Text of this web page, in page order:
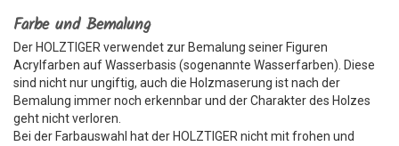
Farbe und Bemalung
Der HOLZTIGER verwendet zur Bemalung seiner Figuren
Acrylfarben auf Wasserbasis (sogenannte Wasserfarben). Diese
sind nicht nur ungiftig, auch die Holzmaserung ist nach der
Bemalung immer noch erkennbar und der Charakter des Holzes
geht nicht verloren.
Bei der Farbauswahl hat der HOLZTIGER nicht mit frohen und